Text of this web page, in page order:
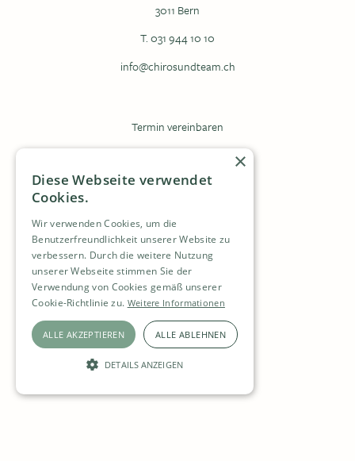
3011 Bern
T. 031 944 10 10
info@chirosundteam.ch
Termin vereinbaren
Zuweisungsformular
Kontakt
Stellen
Datenschutz
Impressum
×
Diese Webseite verwendet
Cookies.
Wir verwenden Cookies, um die
Benutzerfreundlichkeit unserer Website zu
verbessern. Durch die weitere Nutzung
unserer Webseite stimmen Sie der
Verwendung von Cookies gemäß unserer
Cookie-Richtlinie zu. Weitere Informationen
ALLE AKZEPTIEREN ALLE ABLEHNEN
DETAILS ANZEIGEN
UNBEDINGT ERFORDERLICH